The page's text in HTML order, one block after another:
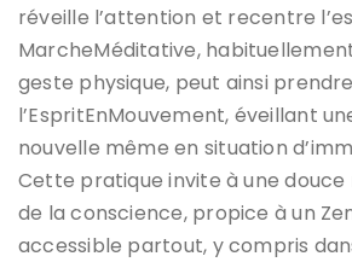
réveille l’attention et recentre
MarcheMéditative,
geste physique, peut ainsi
l’EspritEnMouvement, éveillant
nouvelle même en situation
Cette pratique invite à une
de la conscience, propice à un
accessible partout, y compris